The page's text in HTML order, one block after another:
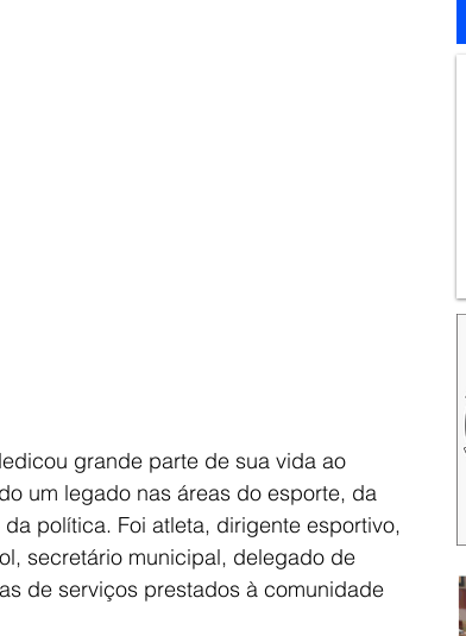
grande parte de sua vida ao
um legado nas áreas do esporte, da
política. Foi atleta, dirigente esportivo,
secretário municipal, delegado de
de serviços prestados à comunidade